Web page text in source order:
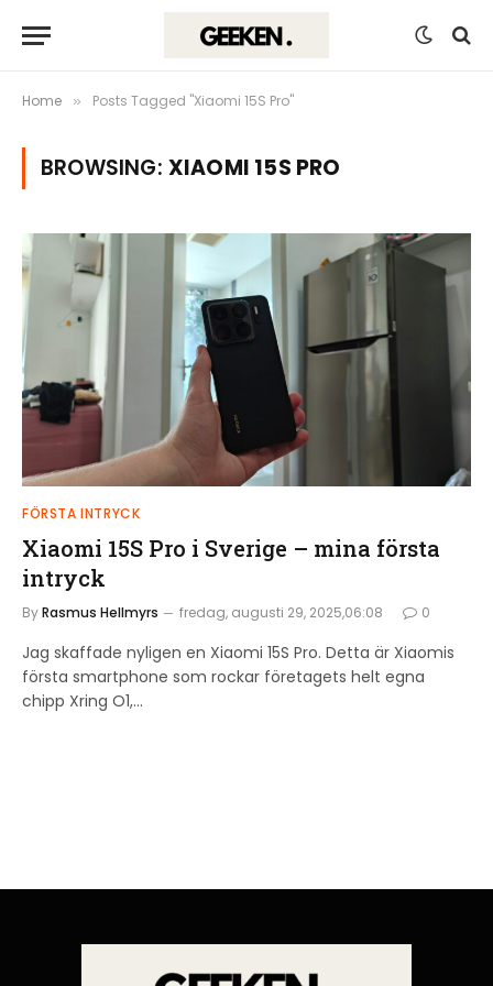
Home » Posts Tagged "Xiaomi 15S Pro"
BROWSING: XIAOMI 15S PRO
FÖRSTA INTRYCK
Xiaomi 15S Pro i Sverige – mina första
intryck
ByRasmus Hellmyrs fredag, augusti 29, 2025,06:08 0
Jag skaffade nyligen en Xiaomi 15S Pro. Detta är Xiaomis
första smartphone som rockar företagets helt egna
chipp Xring O1,…